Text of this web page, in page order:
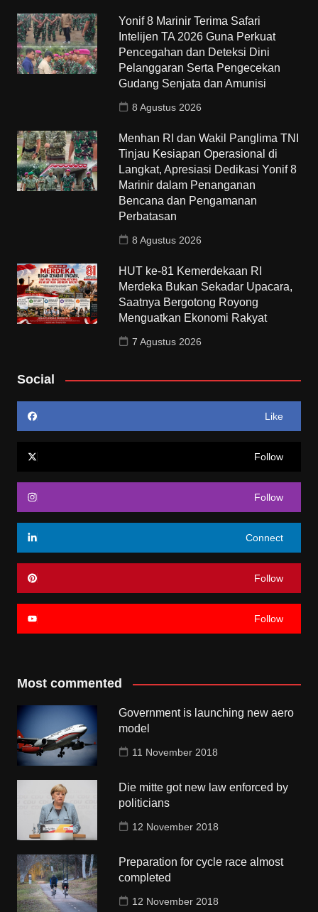
Yonif 8 Marinir Terima Safari
Intelijen TA 2026 Guna Perkuat
Pencegahan dan Deteksi Dini
Pelanggaran Serta Pengecekan
Gudang Senjata dan Amunisi
8 Agustus 2026
Menhan RI dan Wakil Panglima TNI
Tinjau Kesiapan Operasional di
Langkat, Apresiasi Dedikasi Yonif 8
Marinir dalam Penanganan
Bencana dan Pengamanan
Perbatasan
8 Agustus 2026
HUT ke-81 Kemerdekaan RI
Merdeka Bukan Sekadar Upacara,
Saatnya Bergotong Royong
Menguatkan Ekonomi Rakyat
7 Agustus 2026
Social
Like
Follow
Follow
Connect
Follow
Follow
Most commented
Government is launching new aero
model
11 November 2018
Die mitte got new law enforced by
politicians
12 November 2018
Preparation for cycle race almost
completed
12 November 2018